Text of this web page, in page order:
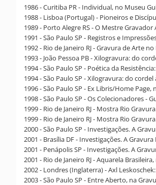
1986 - Curitiba PR - Individual, no Museu
1988 - Lisboa (Portugal) - Pioneiros e
1989 - Porto Alegre RS - O Mestre
1991 - São Paulo SP - Registros e
1992 - Rio de Janeiro RJ - Gravura de Arte
1993 - João Pessoa PB - Xilogravura: do
1994 - São Paulo SP - Poética da
1994 - São Paulo SP - Xilogravura: do
1996 - São Paulo SP - Ex Libris/Home Page,
1998 - São Paulo SP - Os Colecionadores -
1999 - Rio de Janeiro RJ - Mostra Rio
1999 - Rio de Janeiro RJ - Mostra Rio
2000 - São Paulo SP - Investigações. A
2001 - Brasília DF - Investigações. A
2001 - Penápolis SP - Investigações. A
2001 - Rio de Janeiro RJ - Aquarela
2002 - Londres (Inglaterra) - Axl
2003 - São Paulo SP - Entre Aberto, na